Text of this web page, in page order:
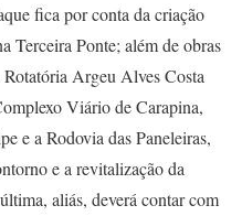
fica por conta da criação
Terceira Ponte; além de obras
Argeu Alves Costa
Viário de Carapina,
e a Rodovia das Paneleiras,
e a revitalização da
aliás, deverá contar com